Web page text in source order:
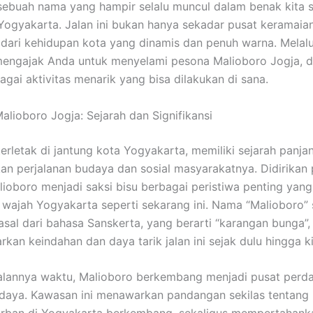
nama yang hampir selalu muncul dalam benak kita
Jalan ini bukan hanya sekadar pusat
kehidupan kota yang dinamis dan penuh warna.
Anda untuk menyelami pesona Malioboro Jogja,
aktivitas menarik yang bisa dilakukan di sana.
Jogja: Sejarah dan Signifikansi
di jantung kota Yogyakarta, memiliki sejarah
perjalanan budaya dan sosial masyarakatnya. Didirikan
menjadi saksi bisu berbagai peristiwa penting yang
Yogyakarta seperti sekarang ini. Nama “Malioboro”
dari bahasa Sanskerta, yang berarti “karangan bunga”,
keindahan dan daya tarik jalan ini sejak dulu hingga
waktu, Malioboro berkembang menjadi pusat
Kawasan ini menawarkan pandangan sekilas tentang